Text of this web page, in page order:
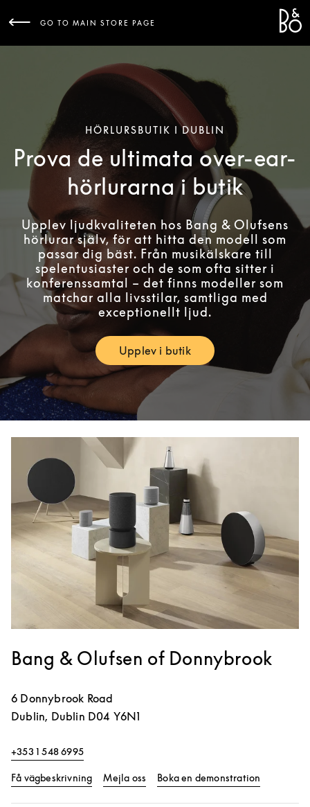
GO TO MAIN STORE PAGE
HÖRLURSBUTIK I DUBLIN
Prova de ultimata over-ear-
hörlurarna i butik
Upplev ljudkvaliteten hos Bang & Olufsens
hörlurar själv, för att hitta den modell som
passar dig bäst. Från musikälskare till
spelentusiaster och de som ofta sitter i
konferenssamtal – det finns modeller som
matchar alla livsstilar, samtliga med
exceptionellt ljud.
Upplev i butikLink Opens in New Tab
Bang & Olufsen of Donnybrook
6 Donnybrook Road
Dublin, Dublin D04 Y6N1
+353 1 548 6995
Få vägbeskrivningLink Opens in New Tab
Mejla oss Boka en demonstration